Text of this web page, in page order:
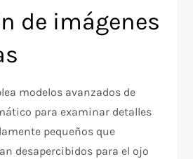
de imágenes
modelos avanzados de
para examinar detalles
pequeños que
desapercibidos para el ojo